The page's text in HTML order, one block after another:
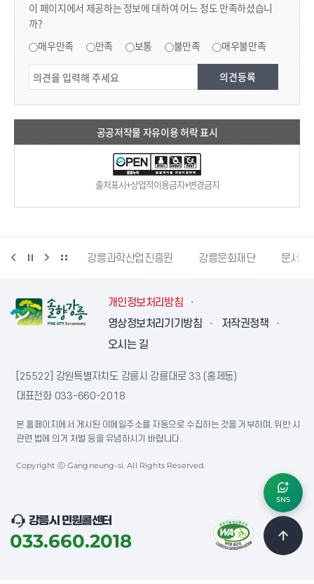
이 페이지에서 제공하는 정보에 대하여 어느 정도 만족하셨습니
까?
매우만족 만족 보통 불만족 매우불만족
공공저작물 자유이용 허락 표시
출처표시+상업적이용금지+변경금지
강릉커피축제 강릉과학산업진흥원 강릉문화재단 문서24
개인정보처리방침
영상정보처리기기방침
저작권정책
오시는 길
[25522] 강원특별자치도 강릉시 강릉대로 33 (홍제동)
대표전화 033-660-2018
본 홈페이지에서 게시된 이메일주소를 자동으로 수집하는 것을 거부하며, 위반 시
관련 법에 의거 처벌 등을 유념하시기 바랍니다.
Copyright ⓒ Gangneung-si. All Rights Reserved.
강릉시 민원콜센터
033.660.2018
SNS